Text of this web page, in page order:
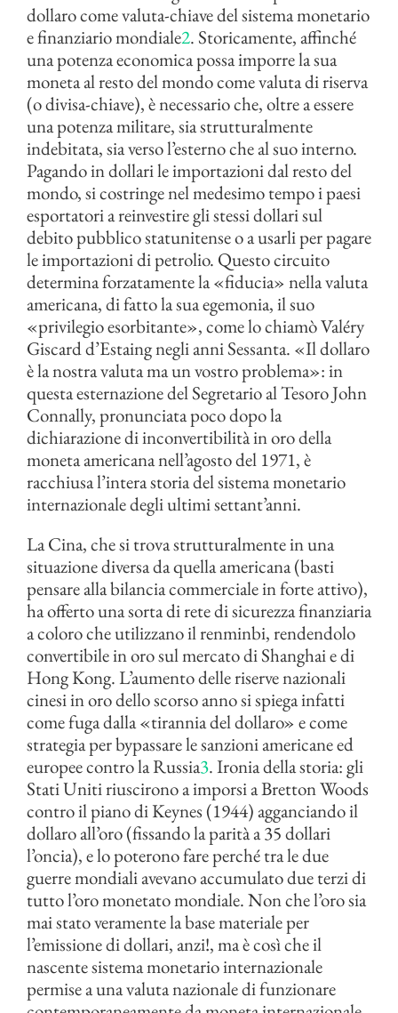
dollaro come valuta-chiave del sistema monetario
e finanziario mondiale2. Storicamente, affinché
una potenza economica possa imporre la sua
moneta al resto del mondo come valuta di riserva
(o divisa-chiave), è necessario che, oltre a essere
una potenza militare, sia strutturalmente
indebitata, sia verso l’esterno che al suo interno.
Pagando in dollari le importazioni dal resto del
mondo, si costringe nel medesimo tempo i paesi
esportatori a reinvestire gli stessi dollari sul
debito pubblico statunitense o a usarli per pagare
le importazioni di petrolio. Questo circuito
determina forzatamente la «fiducia» nella valuta
americana, di fatto la sua egemonia, il suo
«privilegio esorbitante», come lo chiamò Valéry
Giscard d’Estaing negli anni Sessanta. «Il dollaro
è la nostra valuta ma un vostro problema»: in
questa esternazione del Segretario al Tesoro John
Connally, pronunciata poco dopo la
dichiarazione di inconvertibilità in oro della
moneta americana nell’agosto del 1971, è
racchiusa l’intera storia del sistema monetario
internazionale degli ultimi settant’anni.
La Cina, che si trova strutturalmente in una
situazione diversa da quella americana (basti
pensare alla bilancia commerciale in forte attivo),
ha offerto una sorta di rete di sicurezza finanziaria
a coloro che utilizzano il renminbi, rendendolo
convertibile in oro sul mercato di Shanghai e di
Hong Kong. L’aumento delle riserve nazionali
cinesi in oro dello scorso anno si spiega infatti
come fuga dalla «tirannia del dollaro» e come
strategia per bypassare le sanzioni americane ed
europee contro la Russia3. Ironia della storia: gli
Stati Uniti riuscirono a imporsi a Bretton Woods
contro il piano di Keynes (1944) agganciando il
dollaro all’oro (fissando la parità a 35 dollari
l’oncia), e lo poterono fare perché tra le due
guerre mondiali avevano accumulato due terzi di
tutto l’oro monetato mondiale. Non che l’oro sia
mai stato veramente la base materiale per
l’emissione di dollari, anzi!, ma è così che il
nascente sistema monetario internazionale
permise a una valuta nazionale di funzionare